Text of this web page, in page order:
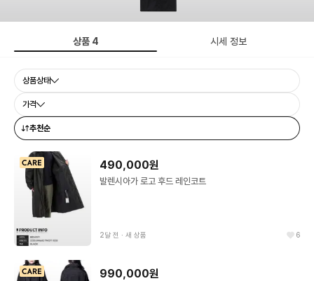
상품4 시세 정보
상품상태
가격
추천순
490,000원
발렌시아가 로고 후드 레인코트
2달 전 ∙ 새 상품 6
990,000원